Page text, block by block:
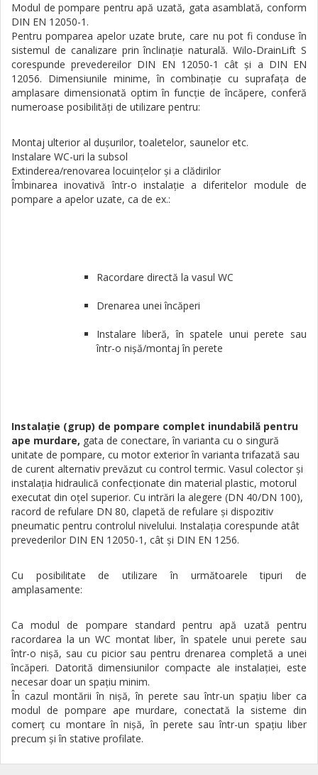
Modul de pompare pentru apă uzată, gata asamblată, conform
DIN EN 12050-1.
Pentru pomparea apelor uzate brute, care nu pot fi conduse în
sistemul de canalizare prin înclinaţie naturală. Wilo‐DrainLift S
corespunde prevedereilor DIN EN 12050-1 cât şi a DIN EN
12056. Dimensiunile minime, în combinaţie cu suprafaţa de
amplasare dimensionată optim în funcţie de încăpere, conferă
numeroase posibilităţi de utilizare pentru:
Montaj ulterior al duşurilor, toaletelor, saunelor etc.
Instalare WC-uri la subsol
Extinderea/renovarea locuinţelor şi a clădirilor
Îmbinarea inovativă într-o instalaţie a diferitelor module de
pompare a apelor uzate, ca de ex.:
Racordare directă la vasul WC
Drenarea unei încăperi
Instalare liberă, în spatele unui perete sau
într-o nişă/montaj în perete
Instalaţie (grup) de pompare complet inundabilă pentru
ape murdare, gata de conectare, în varianta cu o singură
unitate de pompare, cu motor exterior în varianta trifazată sau
de curent alternativ prevăzut cu control termic. Vasul colector şi
instalaţia hidraulică confecţionate din material plastic, motorul
executat din oţel superior. Cu intrări la alegere (DN 40/DN 100),
racord de refulare DN 80, clapetă de refulare şi dispozitiv
pneumatic pentru controlul nivelului. Instalaţia corespunde atât
prevederilor DIN EN 12050-1, cât şi DIN EN 1256.
Cu posibilitate de utilizare în următoarele tipuri de
amplasamente:
Ca modul de pompare standard pentru apă uzată pentru
racordarea la un WC montat liber, în spatele unui perete sau
într-o nişă, sau cu picior sau pentru drenarea completă a unei
încăperi. Datorită dimensiunilor compacte ale instalaţiei, este
necesar doar un spaţiu minim.
În cazul montării în nişă, în perete sau într-un spaţiu liber ca
modul de pompare ape murdare, conectată la sisteme din
comerţ cu montare în nişă, în perete sau într-un spaţiu liber
precum şi în stative profilate.